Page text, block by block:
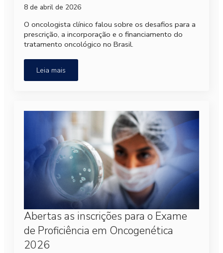
8 de abril de 2026
O oncologista clínico falou sobre os desafios para a
prescrição, a incorporação e o financiamento do
tratamento oncológico no Brasil.
Leia mais
Abertas as inscrições para o Exame
de Proficiência em Oncogenética
2026